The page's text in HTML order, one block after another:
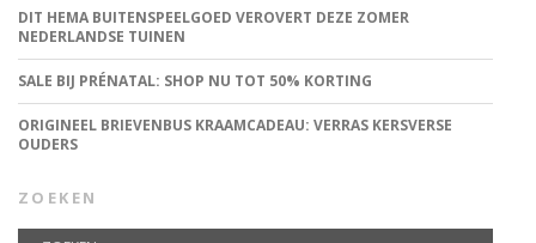
DIT HEMA BUITENSPEELGOED VEROVERT DEZE ZOMER
NEDERLANDSE TUINEN
SALE BIJ PRÉNATAL: SHOP NU TOT 50% KORTING
ORIGINEEL BRIEVENBUS KRAAMCADEAU: VERRAS KERSVERSE
OUDERS
ZOEKEN